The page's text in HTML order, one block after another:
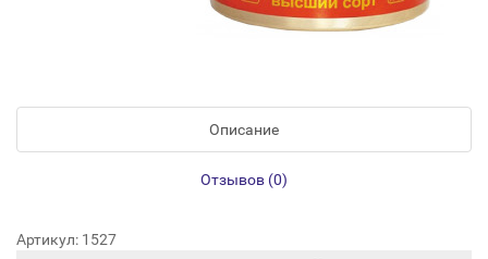
Описание
Отзывов (0)
Артикул: 1527